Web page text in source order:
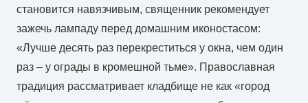
становится навязчивым, священник рекомендует
зажечь лампаду перед домашним иконостасом:
«Лучше десять раз перекреститься у окна, чем один
раз – у ограды в кромешной тьме». Православная
традиция рассматривает кладбище не как «город